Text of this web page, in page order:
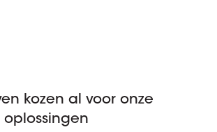
kozen al voor onze